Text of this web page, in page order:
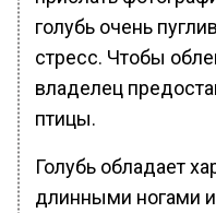
голубь очень
стресс. Чтобы
владелец
птицы.
Голубь обладает
длинными ногами